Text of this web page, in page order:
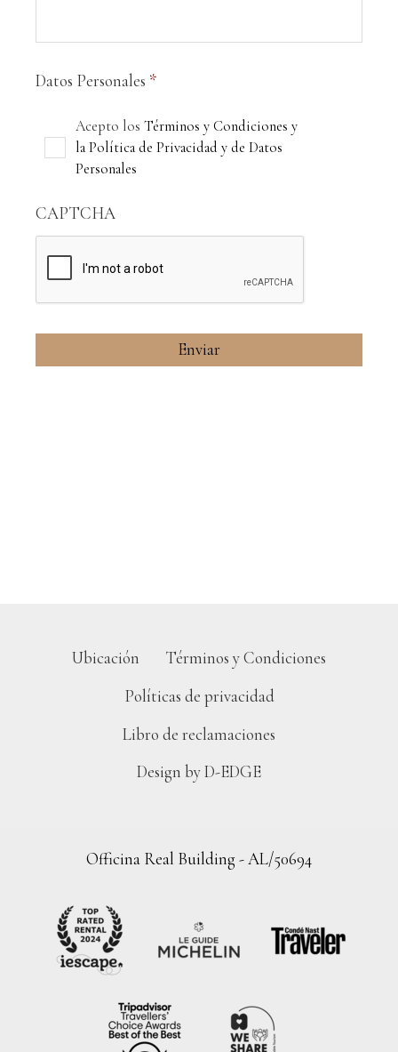
Datos Personales *
Acepto los Términos y Condiciones y
la Política de Privacidad y de Datos
Personales
CAPTCHA
Ubicación
Términos y Condiciones
Políticas de privacidad
Libro de reclamaciones
Design by D-EDGE
Officina Real Building - AL/50694